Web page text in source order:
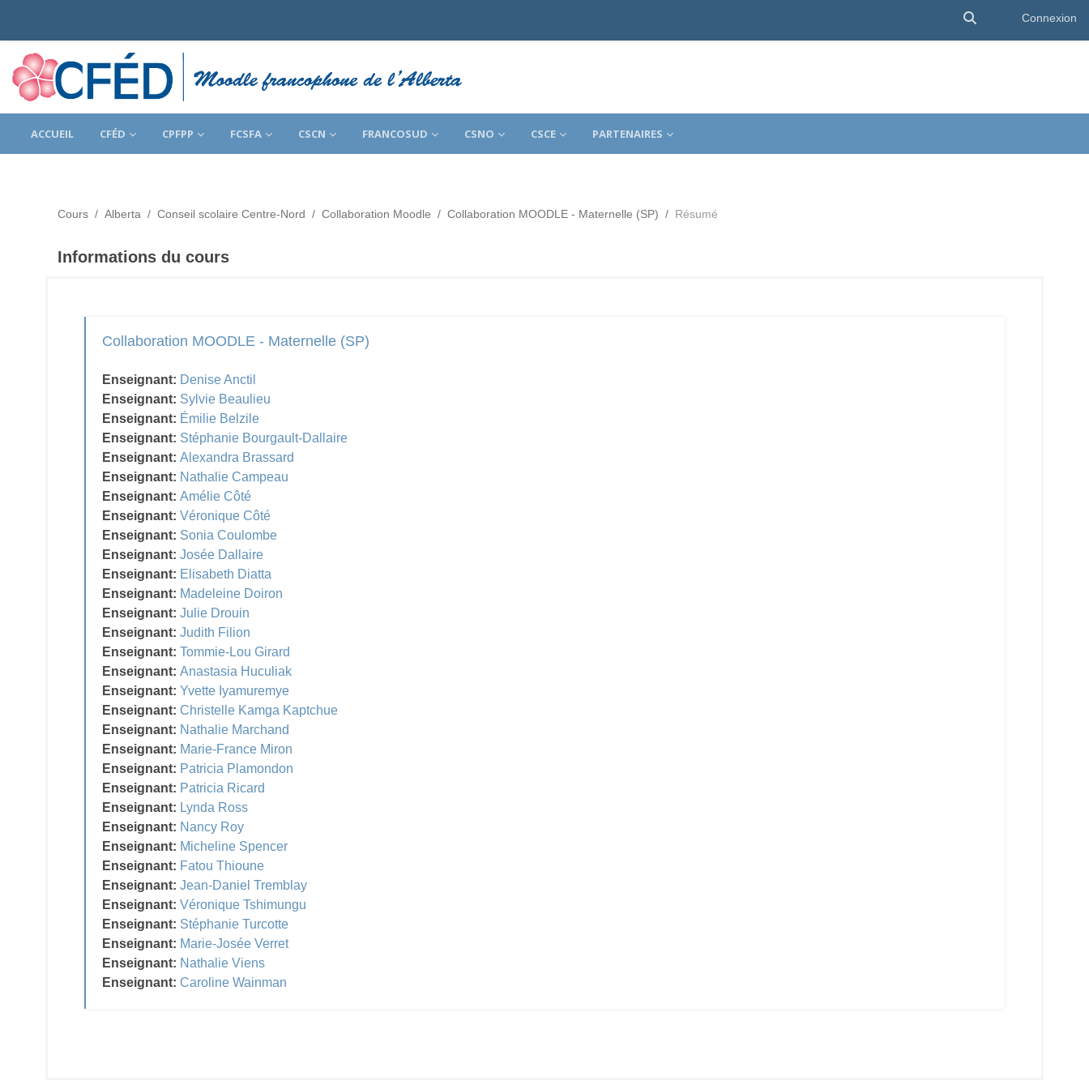
Activer/désactiver
Connexion
ACCUEIL CFÉD CPFPP FCSFA CSCN FRANCOSUD CSNO CSCE PARTENAIRES
Cours Alberta Conseil scolaire Centre-Nord Collaboration Moodle Collaboration MOODLE - Maternelle (SP) Résumé
Informations du cours
Collaboration MOODLE - Maternelle (SP)
Enseignant: Denise Anctil
Enseignant: Sylvie Beaulieu
Enseignant: Émilie Belzile
Enseignant: Stéphanie Bourgault-Dallaire
Enseignant: Alexandra Brassard
Enseignant: Nathalie Campeau
Enseignant: Amélie Côté
Enseignant: Véronique Côté
Enseignant: Sonia Coulombe
Enseignant: Josée Dallaire
Enseignant: Elisabeth Diatta
Enseignant: Madeleine Doiron
Enseignant: Julie Drouin
Enseignant: Judith Filion
Enseignant: Tommie-Lou Girard
Enseignant: Anastasia Huculiak
Enseignant: Yvette Iyamuremye
Enseignant: Christelle Kamga Kaptchue
Enseignant: Nathalie Marchand
Enseignant: Marie-France Miron
Enseignant: Patricia Plamondon
Enseignant: Patricia Ricard
Enseignant: Lynda Ross
Enseignant: Nancy Roy
Enseignant: Micheline Spencer
Enseignant: Fatou Thioune
Enseignant: Jean-Daniel Tremblay
Enseignant: Véronique Tshimungu
Enseignant: Stéphanie Turcotte
Enseignant: Marie-Josée Verret
Enseignant: Nathalie Viens
Enseignant: Caroline Wainman